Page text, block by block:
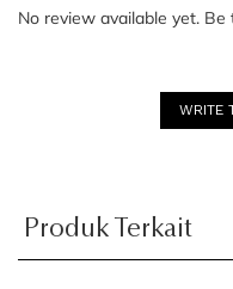
No review available yet.
WRITE
Produk Terkait